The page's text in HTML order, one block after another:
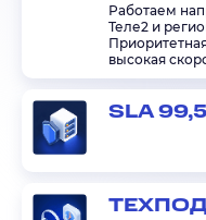
Работаем
Теле2 и
высокая
SLA